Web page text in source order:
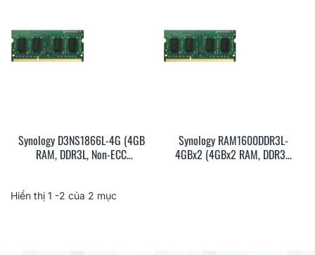
Synology D3NS1866L-4G (4GB
RAM, DDR3L, Non-ECC
Synology RAM1600DDR3L-
4GBx2 (4GBx2 RAM, DDR3L,
Hiển thị 1 -2 của 2 mục